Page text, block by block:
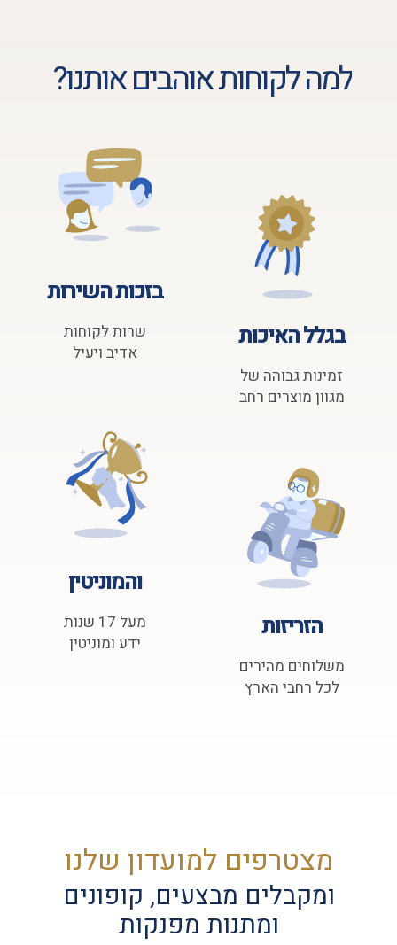
למה לקוחות אוהבים אותנו?
בגלל האיכות
זמינות גבוהה של
מגוון מוצרים רחב
בזכות השירות
שרות לקוחות
אדיב ויעיל
הזריזות
משלוחים מהירים
לכל רחבי הארץ
והמוניטין
מעל 17 שנות
ידע ומוניטין
מצטרפים למועדון שלנו
ומקבלים מבצעים, קופונים
ומתנות מפנקות